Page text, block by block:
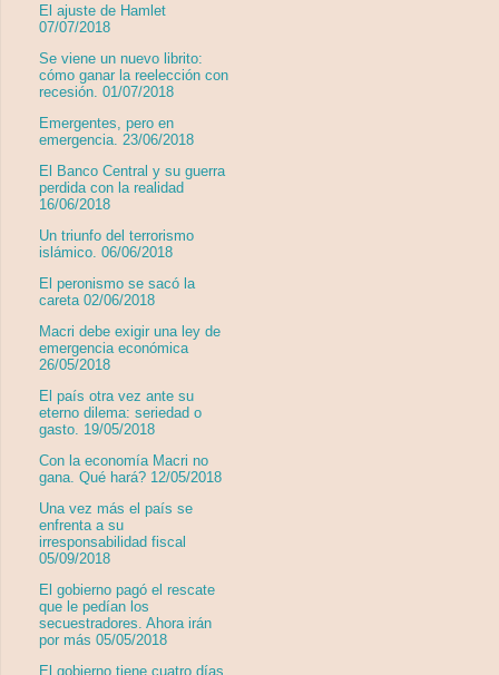
El ajuste de Hamlet
07/07/2018
Se viene un nuevo librito:
cómo ganar la reelección con
recesión. 01/07/2018
Emergentes, pero en
emergencia. 23/06/2018
El Banco Central y su guerra
perdida con la realidad
16/06/2018
Un triunfo del terrorismo
islámico. 06/06/2018
El peronismo se sacó la
careta 02/06/2018
Macri debe exigir una ley de
emergencia económica
26/05/2018
El país otra vez ante su
eterno dilema: seriedad o
gasto. 19/05/2018
Con la economía Macri no
gana. Qué hará? 12/05/2018
Una vez más el país se
enfrenta a su
irresponsabilidad fiscal
05/09/2018
El gobierno pagó el rescate
que le pedían los
secuestradores. Ahora irán
por más 05/05/2018
El gobierno tiene cuatro días